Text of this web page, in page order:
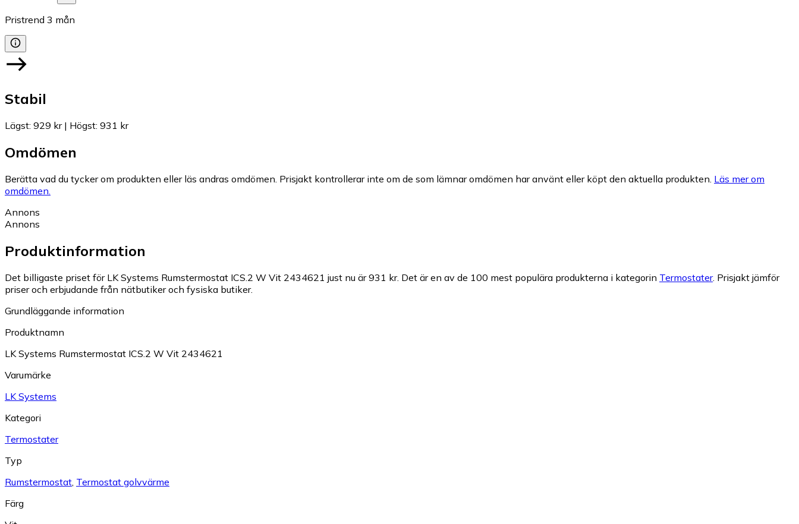
Pristrend 3 mån
Stabil
Lägst: 929 kr| Högst: 931 kr
Omdömen
Berätta vad du tycker om produkten eller läs andras omdömen. Prisjakt kontrollerar inte om de som lämnar omdömen har använt eller köpt den aktuella produkten. Läs mer om
omdömen.
Annons
Annons
Produktinformation
Det billigaste priset för LK Systems Rumstermostat ICS.2 W Vit 2434621 just nu är 931 kr. Det är en av de 100 mest populära produkterna i kategorin Termostater. Prisjakt jämför
priser och erbjudande från nätbutiker och fysiska butiker.
Grundläggande information
Produktnamn
LK Systems Rumstermostat ICS.2 W Vit 2434621
Varumärke
LK Systems
Kategori
Termostater
Typ
Rumstermostat Termostat golvvärme
Färg